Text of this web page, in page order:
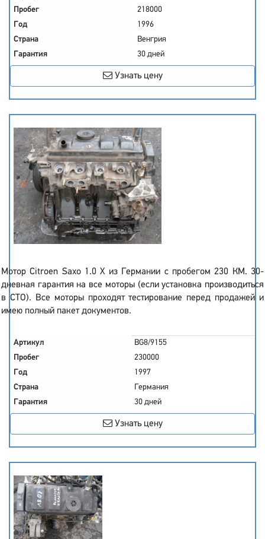
Пробег
218000
Год
1996
Страна
Венгрия
Гарантия
30 дней
Узнать цену
Мотор Citroen Saxo 1.0 X из Германии с пробегом 230 КМ. 30-
дневная гарантия на все моторы (если установка производиться
в СТО). Все моторы проходят тестирование перед продажей и
имею полный пакет документов.
Артикул
BG8/9155
Пробег
230000
Год
1997
Страна
Германия
Гарантия
30 дней
Узнать цену